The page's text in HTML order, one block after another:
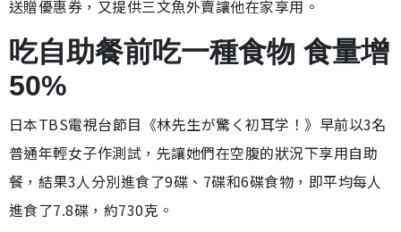
送贈優惠券，又提供三文魚外賣讓他在家享用。
吃自助餐前吃一種食物 食量增
50%
日本TBS電視台節目《林先生が驚く初耳学！》早前以3名
普通年輕女子作測試，先讓她們在空腹的狀況下享用自助
餐，結果3人分別進食了9碟、7碟和6碟食物，即平均每人
進食了7.8碟，約730克。